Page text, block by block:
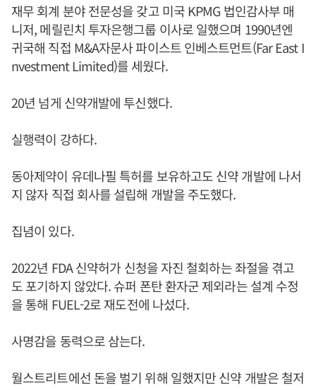
재무 회계 분야 전문성을 갖고 미국 KPMG 법인감사부 매
니저, 메릴린치 투자은행그룹 이사로 일했으며 1990년엔
귀국해 직접 M&A자문사 파이스트 인베스트먼트(Far East I
nvestment Limited)를 세웠다.
20년 넘게 신약개발에 투신했다.
실행력이 강하다.
동아제약이 유데나필 특허를 보유하고도 신약 개발에 나서
지 않자 직접 회사를 설립해 개발을 주도했다.
집념이 있다.
2022년 FDA 신약허가 신청을 자진 철회하는 좌절을 겪고
도 포기하지 않았다. 슈퍼 폰탄 환자군 제외라는 설계 수정
을 통해 FUEL-2로 재도전에 나섰다.
사명감을 동력으로 삼는다.
월스트리트에선 돈을 벌기 위해 일했지만 신약 개발은 철저